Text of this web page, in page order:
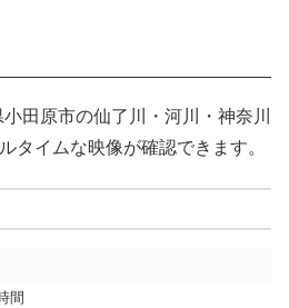
田原市の仙了川・河川・神奈川
タイムな映像が確認できます。
間